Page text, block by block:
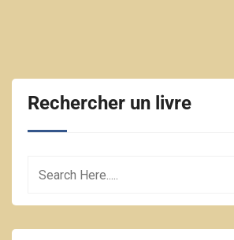
Rechercher un livre